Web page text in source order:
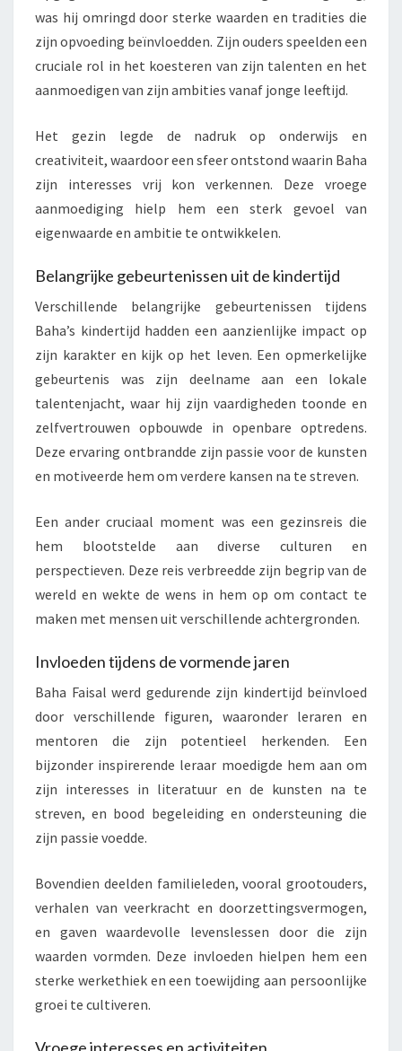
was hij omringd door sterke waarden en tradities die
zijn opvoeding beïnvloedden. Zijn ouders speelden een
cruciale rol in het koesteren van zijn talenten en het
aanmoedigen van zijn ambities vanaf jonge leeftijd.
Het gezin legde de nadruk op onderwijs en
creativiteit, waardoor een sfeer ontstond waarin Baha
zijn interesses vrij kon verkennen. Deze vroege
aanmoediging hielp hem een sterk gevoel van
eigenwaarde en ambitie te ontwikkelen.
Belangrijke gebeurtenissen uit de kindertijd
Verschillende belangrijke gebeurtenissen tijdens
Baha’s kindertijd hadden een aanzienlijke impact op
zijn karakter en kijk op het leven. Een opmerkelijke
gebeurtenis was zijn deelname aan een lokale
talentenjacht, waar hij zijn vaardigheden toonde en
zelfvertrouwen opbouwde in openbare optredens.
Deze ervaring ontbrandde zijn passie voor de kunsten
en motiveerde hem om verdere kansen na te streven.
Een ander cruciaal moment was een gezinsreis die
hem blootstelde aan diverse culturen en
perspectieven. Deze reis verbreedde zijn begrip van de
wereld en wekte de wens in hem op om contact te
maken met mensen uit verschillende achtergronden.
Invloeden tijdens de vormende jaren
Baha Faisal werd gedurende zijn kindertijd beïnvloed
door verschillende figuren, waaronder leraren en
mentoren die zijn potentieel herkenden. Een
bijzonder inspirerende leraar moedigde hem aan om
zijn interesses in literatuur en de kunsten na te
streven, en bood begeleiding en ondersteuning die
zijn passie voedde.
Bovendien deelden familieleden, vooral grootouders,
verhalen van veerkracht en doorzettingsvermogen,
en gaven waardevolle levenslessen door die zijn
waarden vormden. Deze invloeden hielpen hem een
sterke werkethiek en een toewijding aan persoonlijke
groei te cultiveren.